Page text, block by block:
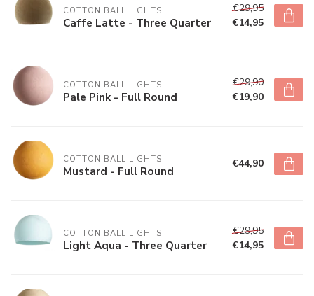
COTTON BALL LIGHTS
Caffe Latte - Three Quarter
€29,95
€14,95
COTTON BALL LIGHTS
Pale Pink - Full Round
€29,90
€19,90
COTTON BALL LIGHTS
Mustard - Full Round €44,90
COTTON BALL LIGHTS
Light Aqua - Three Quarter
€29,95
€14,95